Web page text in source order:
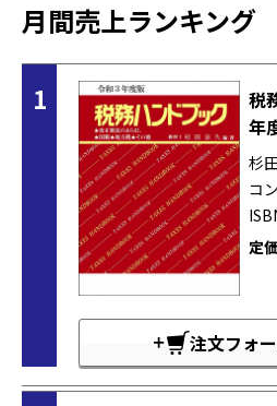
月間売上ランキング
1
税
年
杉
コ
定
注文フォ